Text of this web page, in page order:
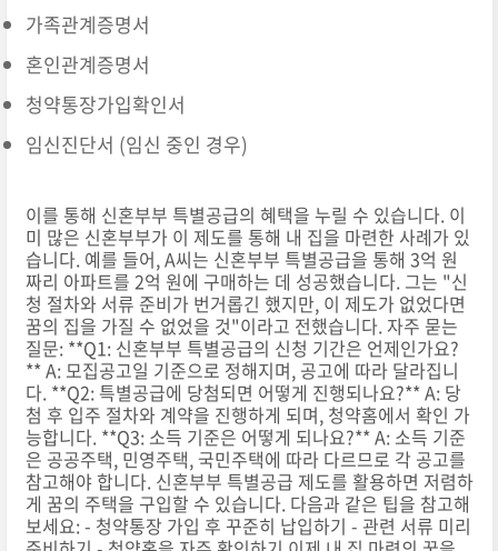
가족관계증명서
혼인관계증명서
청약통장가입확인서
임신진단서 (임신 중인 경우)
이를 통해 신혼부부 특별공급의 혜택을 누릴 수 있습니다. 이
미 많은 신혼부부가 이 제도를 통해 내 집을 마련한 사례가 있
습니다. 예를 들어, A씨는 신혼부부 특별공급을 통해 3억 원
짜리 아파트를 2억 원에 구매하는 데 성공했습니다. 그는 "신
청 절차와 서류 준비가 번거롭긴 했지만, 이 제도가 없었다면
꿈의 집을 가질 수 없었을 것"이라고 전했습니다. 자주 묻는
질문: **Q1: 신혼부부 특별공급의 신청 기간은 언제인가요?
** A: 모집공고일 기준으로 정해지며, 공고에 따라 달라집니
다. **Q2: 특별공급에 당첨되면 어떻게 진행되나요?** A: 당
첨 후 입주 절차와 계약을 진행하게 되며, 청약홈에서 확인 가
능합니다. **Q3: 소득 기준은 어떻게 되나요?** A: 소득 기준
은 공공주택, 민영주택, 국민주택에 따라 다르므로 각 공고를
참고해야 합니다. 신혼부부 특별공급 제도를 활용하면 저렴하
게 꿈의 주택을 구입할 수 있습니다. 다음과 같은 팁을 참고해
보세요: - 청약통장 가입 후 꾸준히 납입하기 - 관련 서류 미리